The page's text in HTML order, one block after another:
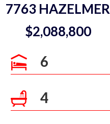
7763
$2,088,800
6
4